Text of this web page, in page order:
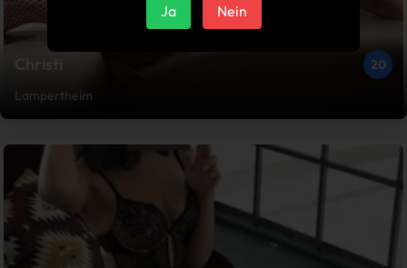
Christi
20
Lampertheim
Ja Nein